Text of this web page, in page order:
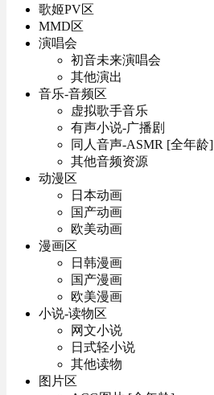
歌姬PV区
MMD区
演唱会
初音未来演唱会
其他演出
音乐-音频区
虚拟歌手音乐
有声小说-广播剧
同人音声-ASMR [全年龄]
其他音频资源
动漫区
日本动画
国产动画
欧美动画
漫画区
日韩漫画
国产漫画
欧美漫画
小说-读物区
网文小说
日式轻小说
其他读物
图片区